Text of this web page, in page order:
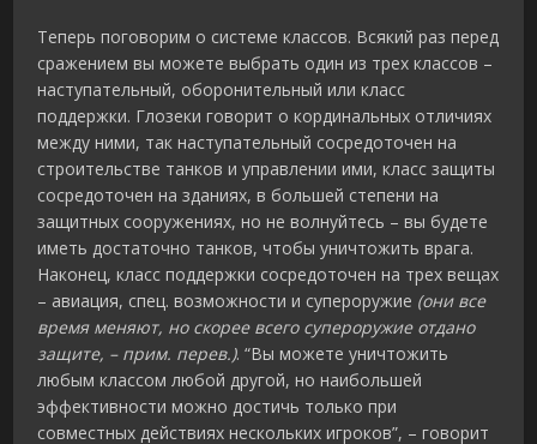
Теперь поговорим о системе классов. Всякий раз перед
сражением вы можете выбрать один из трех классов –
наступательный, оборонительный или класс
поддержки. Глозеки говорит о кординальных отличиях
между ними, так наступательный сосредоточен на
строительстве танков и управлении ими, класс защиты
сосредоточен на зданиях, в большей степени на
защитных сооружениях, но не волнуйтесь – вы будете
иметь достаточно танков, чтобы уничтожить врага.
Наконец, класс поддержки сосредоточен на трех вещах
– авиация, спец. возможности и супероружие (они все
время меняют, но скорее всего супероружие отдано
защите, – прим. перев.). “Вы можете уничтожить
любым классом любой другой, но наибольшей
эффективности можно достичь только при
совместных действиях нескольких игроков”, – говорит